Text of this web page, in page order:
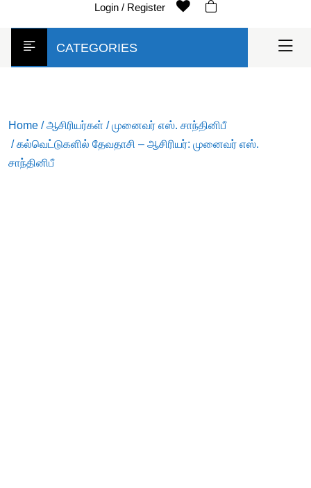
Login / Register
CATEGORIES
Home /ஆசிரியர்கள் /முனைவர் எஸ். சாந்தினிபீ
/ கல்வெட்டுகளில் தேவதாசி – ஆசிரியர்: முனைவர் எஸ்.
சாந்தினிபீ